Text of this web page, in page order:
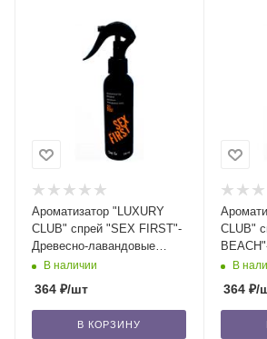
Ароматизатор "LUXURY
CLUB" спрей "SEX FIRST"-
Древесно-лавандовые
ноты/24
В наличии
364 ₽/шт
В КОРЗИНУ
CLUB"
нектар
В
364₽/